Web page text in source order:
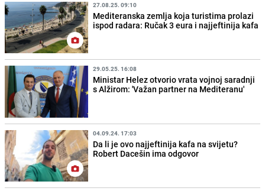
27.08.25. 09:10
Mediteranska zemlja koja turistima prolazi
ispod radara: Ručak 3 eura i najjeftinija kafa
29.05.25. 16:08
Ministar Helez otvorio vrata vojnoj saradnji
s Alžirom: 'Važan partner na Mediteranu'
04.09.24. 17:03
Da li je ovo najjeftinija kafa na svijetu?
Robert Dacešin ima odgovor